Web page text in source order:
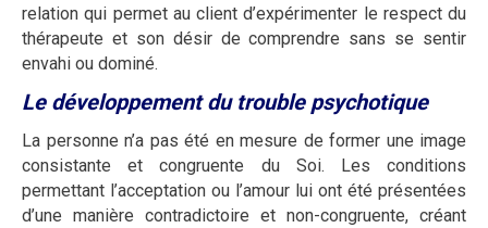
relation qui permet au client d’expérimenter le respect du
thérapeute et son désir de comprendre sans se sentir
envahi ou dominé.
Le développement du trouble psychotique
La personne n’a pas été en mesure de former une image
consistante et congruente du Soi. Les conditions
permettant l’acceptation ou l’amour lui ont été présentées
d’une manière contradictoire et non-congruente, créant